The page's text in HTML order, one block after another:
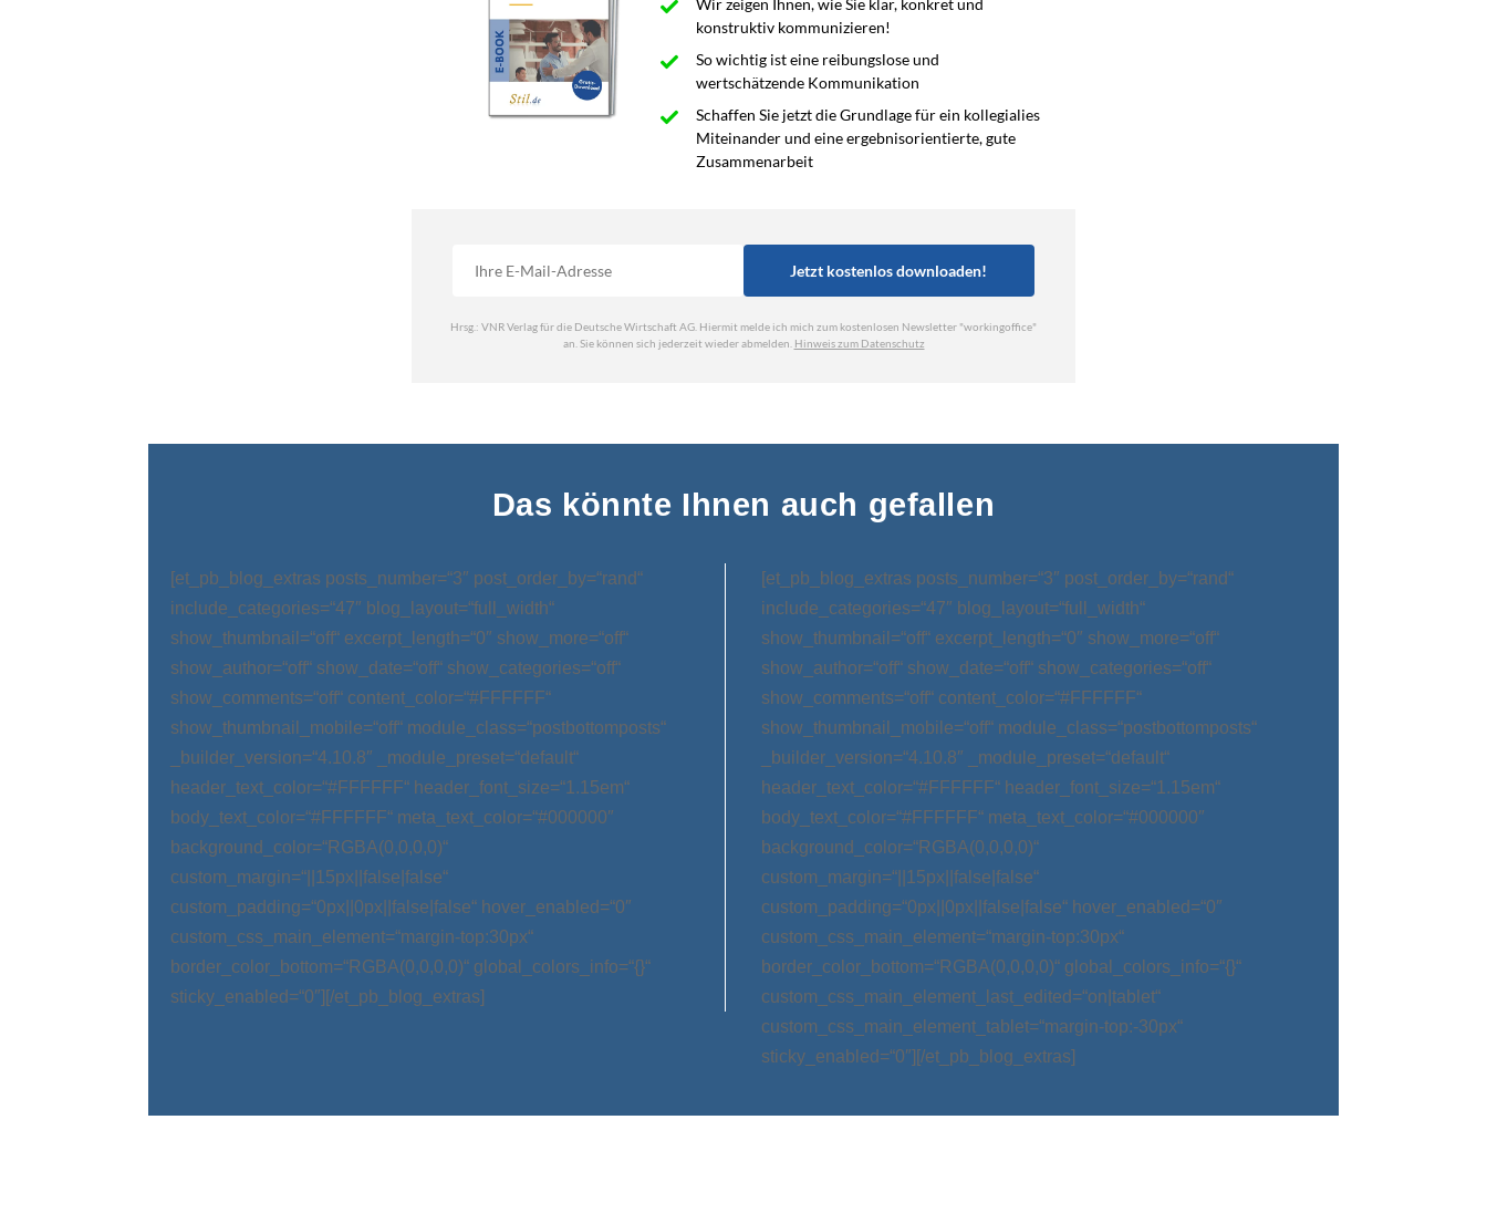
Das könnte Ihnen auch gefallen
[et_pb_blog_extras posts_number=“3″ post_order_by=“rand“
include_categories=“47″ blog_layout=“full_width“
show_thumbnail=“off“ excerpt_length=“0″ show_more=“off“
show_author=“off“ show_date=“off“ show_categories=“off“
show_comments=“off“ content_color=“#FFFFFF“
show_thumbnail_mobile=“off“ module_class=“postbottomposts“
_builder_version=“4.10.8″ _module_preset=“default“
header_text_color=“#FFFFFF“ header_font_size=“1.15em“
body_text_color=“#FFFFFF“ meta_text_color=“#000000″
background_color=“RGBA(0,0,0,0)“
custom_margin=“||15px||false|false“
custom_padding=“0px||0px||false|false“ hover_enabled=“0″
custom_css_main_element=“margin-top:30px“
border_color_bottom=“RGBA(0,0,0,0)“ global_colors_info=“{}“
sticky_enabled=“0″][/et_pb_blog_extras]
[et_pb_blog_extras posts_number=“3″ post_order_by=“rand“
include_categories=“47″ blog_layout=“full_width“
show_thumbnail=“off“ excerpt_length=“0″ show_more=“off“
show_author=“off“ show_date=“off“ show_categories=“off“
show_comments=“off“ content_color=“#FFFFFF“
show_thumbnail_mobile=“off“ module_class=“postbottomposts“
_builder_version=“4.10.8″ _module_preset=“default“
header_text_color=“#FFFFFF“ header_font_size=“1.15em“
body_text_color=“#FFFFFF“ meta_text_color=“#000000″
background_color=“RGBA(0,0,0,0)“
custom_margin=“||15px||false|false“
custom_padding=“0px||0px||false|false“ hover_enabled=“0″
custom_css_main_element=“margin-top:30px“
border_color_bottom=“RGBA(0,0,0,0)“ global_colors_info=“{}“
custom_css_main_element_last_edited=“on|tablet“
custom_css_main_element_tablet=“margin-top:-30px“
sticky_enabled=“0″][/et_pb_blog_extras]